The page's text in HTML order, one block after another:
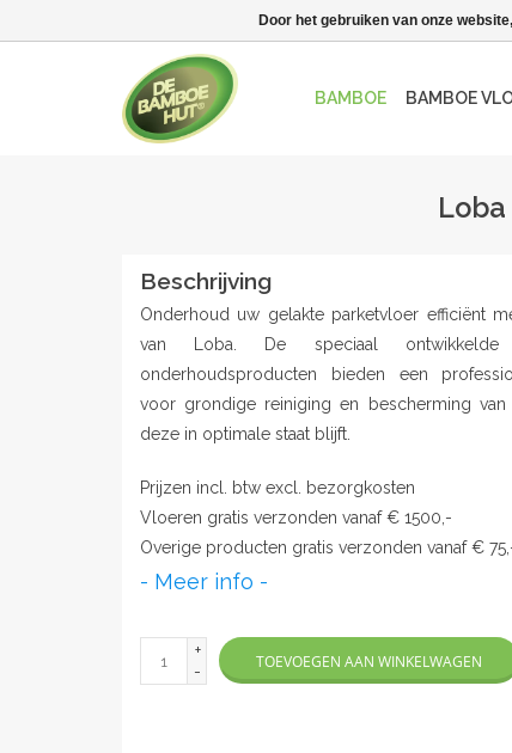
BAMBOE BAMBOE
Beschrijving
Onderhoud uw gelakte parketvloer efficiënt
van Loba. De speciaal
onderhoudsproducten bieden een
voor grondige reiniging en bescherming
deze in optimale staat blijft.
Prijzen incl. btw excl. bezorgkosten
Vloeren gratis verzonden vanaf € 1500,-
Overige producten gratis verzonden vanaf €
- Meer info -
+
-
TOEVOEGEN AAN WINKELWAGEN
Door het gebruiken van onze